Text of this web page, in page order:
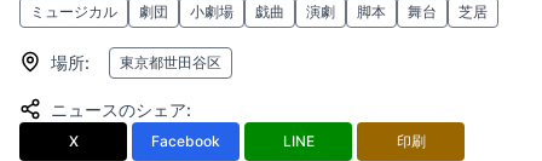
ミュージカル 劇団 小劇場 戯曲 演劇 脚本 舞台 芝居
場所: 東京都世田谷区
ニュースのシェア:
X Facebook LINE 印刷